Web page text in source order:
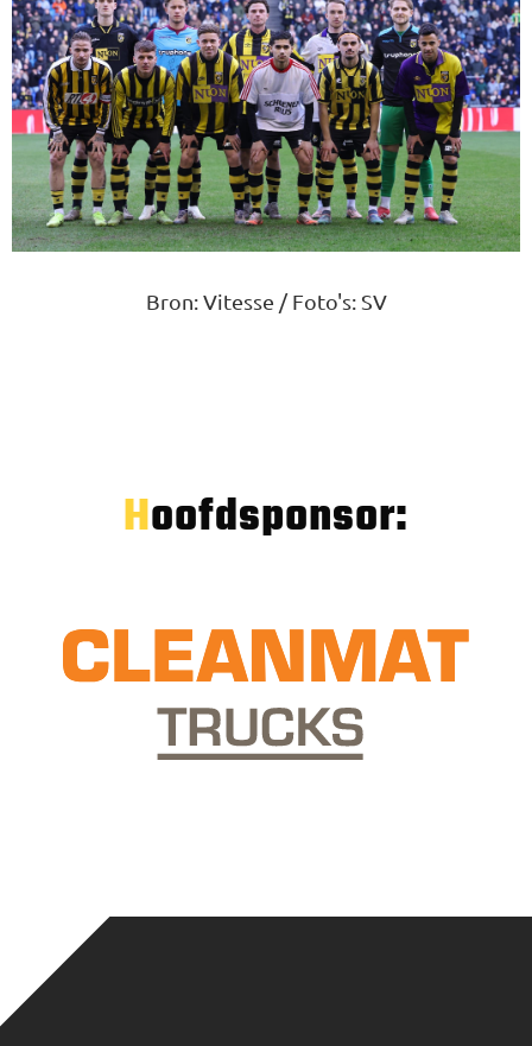
Bron: Vitesse / Foto's: SV
Hoofdsponsor: